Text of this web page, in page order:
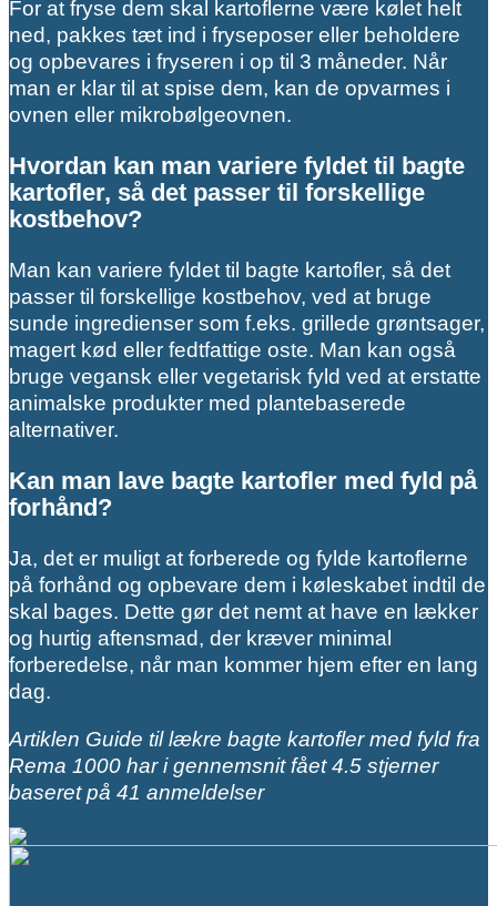
For at fryse dem skal kartoflerne være kølet helt
ned, pakkes tæt ind i fryseposer eller beholdere
og opbevares i fryseren i op til 3 måneder. Når
man er klar til at spise dem, kan de opvarmes i
ovnen eller mikrobølgeovnen.
Hvordan kan man variere fyldet til bagte
kartofler, så det passer til forskellige
kostbehov?
Man kan variere fyldet til bagte kartofler, så det
passer til forskellige kostbehov, ved at bruge
sunde ingredienser som f.eks. grillede grøntsager,
magert kød eller fedtfattige oste. Man kan også
bruge vegansk eller vegetarisk fyld ved at erstatte
animalske produkter med plantebaserede
alternativer.
Kan man lave bagte kartofler med fyld på
forhånd?
Ja, det er muligt at forberede og fylde kartoflerne
på forhånd og opbevare dem i køleskabet indtil de
skal bages. Dette gør det nemt at have en lækker
og hurtig aftensmad, der kræver minimal
forberedelse, når man kommer hjem efter en lang
dag.
Artiklen Guide til lækre bagte kartofler med fyld fra
Rema 1000 har i gennemsnit fået4.5 stjerner
baseret på 41 anmeldelser